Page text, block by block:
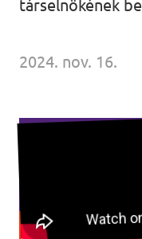
Napirend
társelnökének
2024. nov. 16.